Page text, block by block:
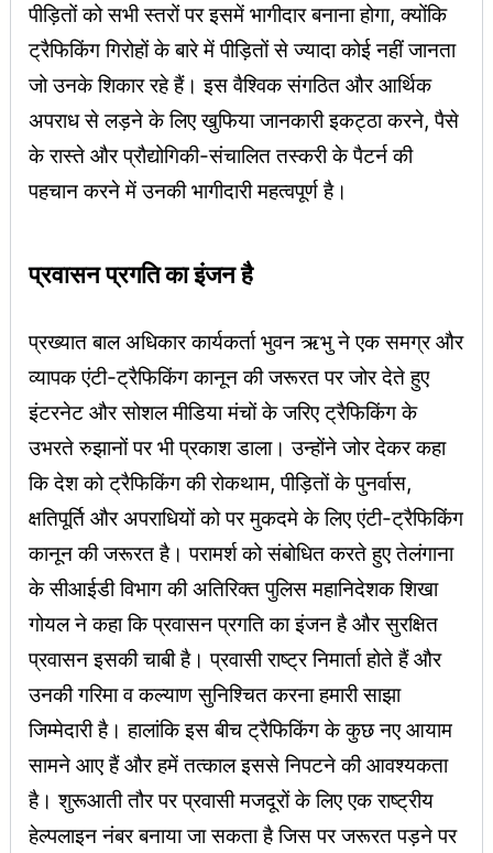
पीड़ितों को सभी स्तरों पर इसमें भागीदार बनाना होगा, क्योंकि
ट्रैफिकिंग गिरोहों के बारे में पीड़ितों से ज्यादा कोई नहीं जानता
जो उनके शिकार रहे हैं। इस वैश्विक संगठित और आर्थिक
अपराध से लड़ने के लिए खुफिया जानकारी इकट्ठा करने, पैसे
के रास्ते और प्रौद्योगिकी-संचालित तस्करी के पैटर्न की
पहचान करने में उनकी भागीदारी महत्वपूर्ण है।
प्रवासन प्रगति का इंजन है
प्रख्यात बाल अधिकार कार्यकर्ता भुवन ऋभु ने एक समग्र और
व्यापक एंटी-ट्रैफिकिंग कानून की जरूरत पर जोर देते हुए
इंटरनेट और सोशल मीडिया मंचों के जरिए ट्रैफिकिंग के
उभरते रुझानों पर भी प्रकाश डाला। उन्होंने जोर देकर कहा
कि देश को ट्रैफिकिंग की रोकथाम, पीड़ितों के पुनर्वास,
क्षतिपूर्ति और अपराधियों को पर मुकदमे के लिए एंटी-ट्रैफिकिंग
कानून की जरूरत है। परामर्श को संबोधित करते हुए तेलंगाना
के सीआईडी विभाग की अतिरिक्त पुलिस महानिदेशक शिखा
गोयल ने कहा कि प्रवासन प्रगति का इंजन है और सुरक्षित
प्रवासन इसकी चाबी है। प्रवासी राष्ट्र निमार्ता होते हैं और
उनकी गरिमा व कल्याण सुनिश्चित करना हमारी साझा
जिम्मेदारी है। हालांकि इस बीच ट्रैफिकिंग के कुछ नए आयाम
सामने आए हैं और हमें तत्काल इससे निपटने की आवश्यकता
है। शुरूआती तौर पर प्रवासी मजदूरों के लिए एक राष्ट्रीय
हेल्पलाइन नंबर बनाया जा सकता है जिस पर जरूरत पड़ने पर